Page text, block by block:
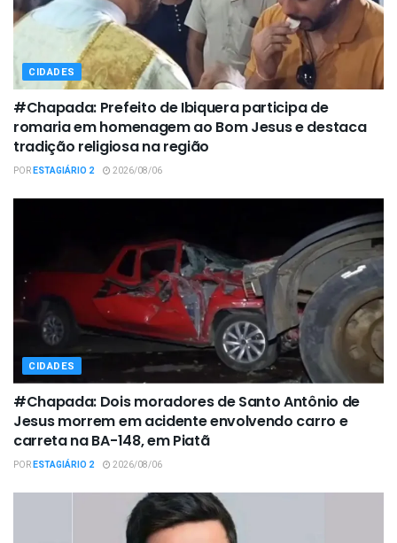
CIDADES
#Chapada: Prefeito de Ibiquera participa de
romaria em homenagem ao Bom Jesus e destaca
tradição religiosa na região
PORESTAGIÁRIO 2 2026/08/06
CIDADES
#Chapada: Dois moradores de Santo Antônio de
Jesus morrem em acidente envolvendo carro e
carreta na BA-148, em Piatã
PORESTAGIÁRIO 2 2026/08/06